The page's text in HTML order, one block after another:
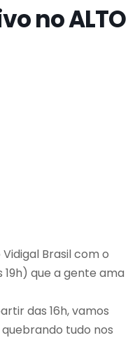
no ALTO
Brasil com o
19h) que a gente ama
das 16h, vamos
tudo nos